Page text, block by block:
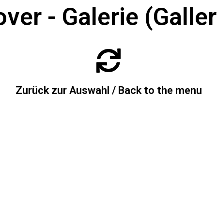
- Galerie
Zurück zur Auswahl / Back to the menu